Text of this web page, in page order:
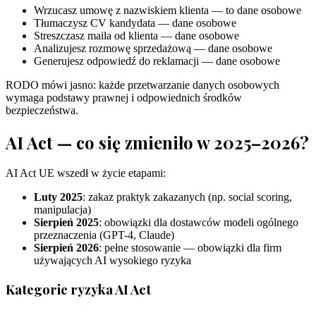
Wrzucasz umowę z nazwiskiem klienta — to dane osobowe
Tłumaczysz CV kandydata — dane osobowe
Streszczasz maila od klienta — dane osobowe
Analizujesz rozmowę sprzedażową — dane osobowe
Generujesz odpowiedź do reklamacji — dane osobowe
RODO mówi jasno: każde przetwarzanie danych osobowych
wymaga podstawy prawnej i odpowiednich środków
bezpieczeństwa.
AI Act — co się zmieniło w 2025–2026?
AI Act UE wszedł w życie etapami:
Luty 2025: zakaz praktyk zakazanych (np. social scoring,
manipulacja)
Sierpień 2025: obowiązki dla dostawców modeli ogólnego
przeznaczenia (GPT-4, Claude)
Sierpień 2026: pełne stosowanie — obowiązki dla firm
używających AI wysokiego ryzyka
Kategorie ryzyka AI Act